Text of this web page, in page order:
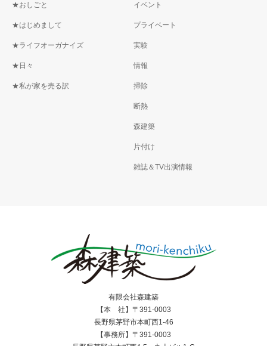
★おしごと
★はじめまして
★ライフオーガナイズ
★日々
★私が家を売る訳
イベント
プライベート
実験
情報
掃除
断熱
森建築
片付け
雑誌＆TV出演情報
有限会社森建築
【本 社】〒391-0003
長野県茅野市本町西1-46
【事務所】〒391-0003